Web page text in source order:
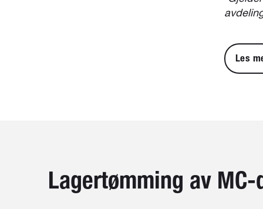
Les
Lagertømming av